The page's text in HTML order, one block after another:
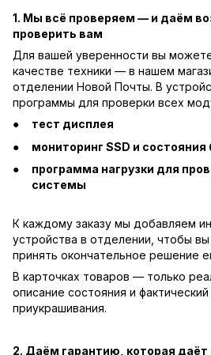
1. Мы всё проверяем — и даём
проверить вам
Для вашей уверенности вы
качестве техники — в нашем
отделении Новой Почты. В
программы для проверки всех
тест дисплея
мониторинг SSD и состояния
программа нагрузки для
системы
К каждому заказу мы добавляем
устройства в отделении, чтобы
принять окончательное решение
В карточках товаров — только
описание состояния и
приукрашивания.
2. Даём гарантию, которая даёт